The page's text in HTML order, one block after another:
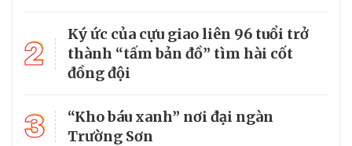
2
Ký ức của cựu giao liên 96 tuổi trở
thành “tấm bản đồ” tìm hài cốt
đồng đội
3
“Kho báu xanh” nơi đại ngàn
Trường Sơn